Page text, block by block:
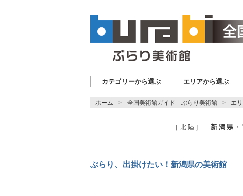
カテゴリーから選ぶ エリアから選ぶ
ホーム 全国美術館ガイド ぶらり美術館 エ
［北陸］新潟県 ・
ぶらり、出掛けたい！新潟県の美術館